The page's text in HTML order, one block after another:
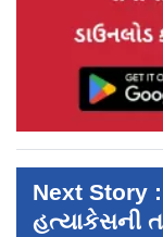
Next Story
હત્યાકેસની